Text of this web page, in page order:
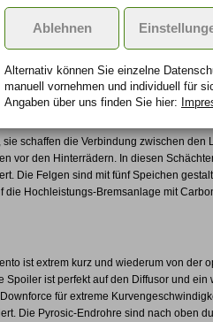
Keil, das Kraftzentrum des Autos liegt
am vorderen Radhaus, steigt entlang der
Hinterrad. Das Dreieck taucht als
Lichtkanten im CFRP-Kleid des
ihre Fortsetzung in Linien auf dem
schaffen die Verbindung zwischen den
vor den Hinterrädern. In diesen
Die Felgen sind mit fünf Speichen
Hochleistungs-Bremsanlage mit
ist extrem kurz und wiederum von der
ist perfekt auf den Diffusor und ein
für extreme
Die Pyrosic-Endrohre sind nach oben
Ablehnen
Alternativ können Sie einzelne
manuell vor­nehmen und indivi­duell für
Angaben über uns finden Sie hier: